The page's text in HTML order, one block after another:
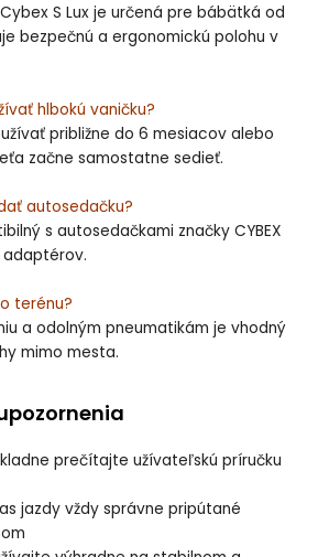
S Lux je určená pre bábätká od
bezpečnú a ergonomickú polohu v
hlbokú vaničku?
približne do 6 mesiacov alebo
začne samostatne sedieť.
autosedačku?
s autosedačkami značky CYBEX
terénu?
a odolným pneumatikám je vhodný
mimo mesta.
prečítajte užívateľskú príručku
jazdy vždy správne pripútané